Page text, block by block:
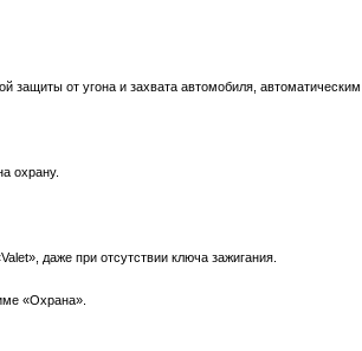
от угона и захвата автомобиля, автоматическим
охрану.
даже при отсутствии ключа зажигания.
«Охрана».